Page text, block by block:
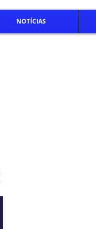
NOTÍCIAS